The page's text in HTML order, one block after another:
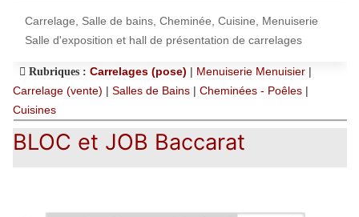
Carrelage, Salle de bains, Cheminée, Cuisine, Menuiserie
Salle d'exposition et hall de présentation de carrelages
Rubriques : Carrelages (pose) | Menuiserie Menuisier |
Carrelage (vente) | Salles de Bains | Cheminées - Poêles |
Cuisines
BLOC et JOB Baccarat